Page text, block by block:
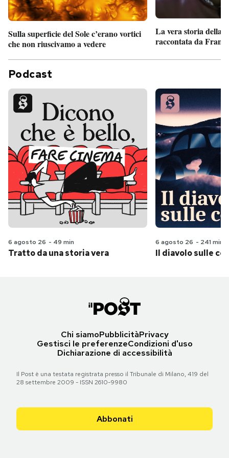
Sulla superficie del Sole c’erano vortici
che non riuscivamo a vedere
La vera storia della
raccontata da
Podcast
6 agosto 26 - 49 min
Tratto da una storia vera
6 agosto 26 - 241 min
Il diavolo sulle
Chi siamoPubblicitàPrivacy
Gestisci le preferenzeCondizioni d'uso
Dichiarazione di accessibilità
Il Post è una testata registrata presso il Tribunale di Milano, 419 del
28 settembre 2009 - ISSN 2610-9980
Abbonati